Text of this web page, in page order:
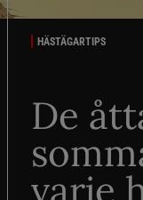
HÄSTÄGARTIPS
De
varje